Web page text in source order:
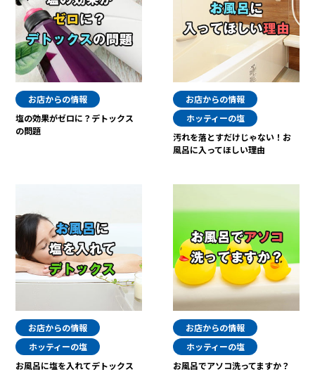
お店からの情報
塩の効果がゼロに？デトックス
の問題
お店からの情報
ホッティーの塩
汚れを落とすだけじゃない！お
風呂に入ってほしい理由
お店からの情報
ホッティーの塩
お風呂に塩を入れてデトックス
お店からの情報
ホッティーの塩
お風呂でアソコ洗ってますか？